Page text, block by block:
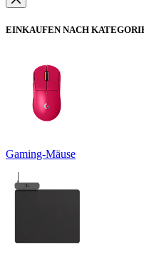
EINKAUFEN NACH
Gaming-Mäuse